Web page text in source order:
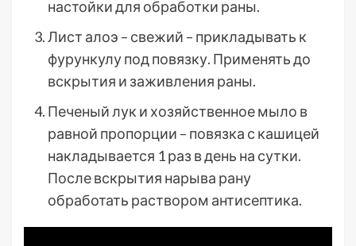
настойки для обработки раны.
Лист алоэ – свежий – прикладывать к
фурункулу под повязку. Применять до
вскрытия и заживления раны.
Печеный лук и хозяйственное мыло в
равной пропорции – повязка с кашицей
накладывается 1 раз в день на сутки.
После вскрытия нарыва рану
обработать раствором антисептика.